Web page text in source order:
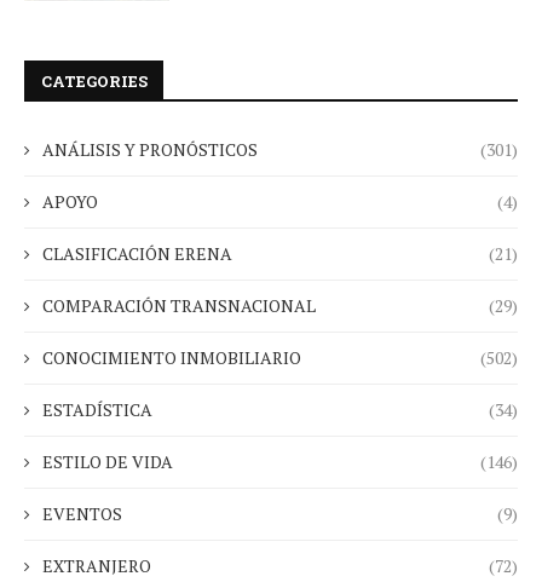
CATEGORIES
ANÁLISIS Y PRONÓSTICOS (301)
APOYO (4)
CLASIFICACIÓN ERENA (21)
COMPARACIÓN TRANSNACIONAL (29)
CONOCIMIENTO INMOBILIARIO (502)
ESTADÍSTICA (34)
ESTILO DE VIDA (146)
EVENTOS (9)
EXTRANJERO (72)